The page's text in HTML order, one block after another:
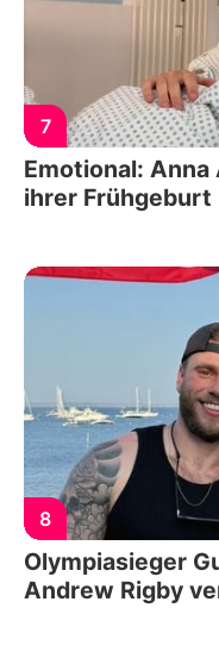
7
Emotional:
ihrer Frühgeburt
8
Olympiasieger
Andrew Rigby